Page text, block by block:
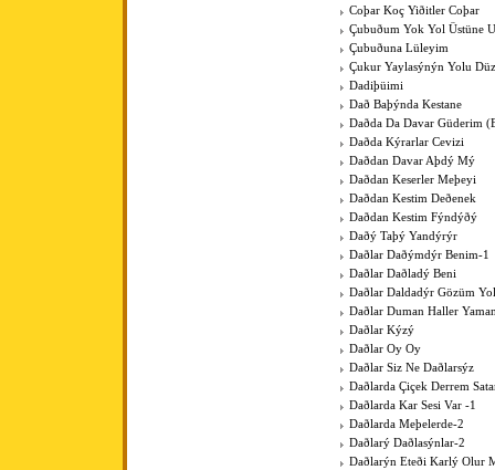
Coþar Koç Yiðitler Coþar
Çubuðum Yok Yol Üstüne
Çubuðuna Lüleyim
Çukur Yaylasýnýn Yolu
Dadiþüimi
Dað Baþýnda Kestane
Daðda Da Davar Güderim
Daðda Kýrarlar Cevizi
Daðdan Davar Aþdý Mý
Daðdan Keserler Meþeyi
Daðdan Kestim Deðenek
Daðdan Kestim Fýndýðý
Daðý Taþý Yandýrýr
Daðlar Daðýmdýr Benim-1
Daðlar Daðladý Beni
Daðlar Daldadýr Gözüm
Daðlar Duman Haller
Daðlar Kýzý
Daðlar Oy Oy
Daðlar Siz Ne Daðlarsýz
Daðlarda Çiçek Derrem
Daðlarda Kar Sesi Var -1
Daðlarda Meþelerde-2
Daðlarý Daðlasýnlar-2
Daðlarýn Eteði Karlý Olur